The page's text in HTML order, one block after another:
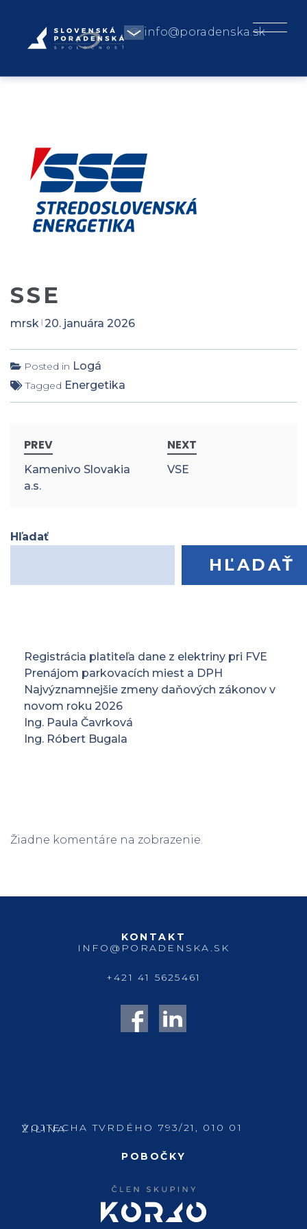
info@poradenska.sk
SSE
mrsk 20. januára 2026
Posted in Logá
Tagged Energetika
PREV
Kamenivo Slovakia
a.s.
NEXT
VSE
Hľadať
HĽADAŤ
Registrácia platiteľa dane z elektriny pri FVE
Prenájom parkovacích miest a DPH
Najvýznamnejšie zmeny daňových zákonov v
novom roku 2026
Ing. Paula Čavrková
Ing. Róbert Bugala
Žiadne komentáre na zobrazenie.
KONTAKT
INFO@PORADENSKA.SK
+421 41 5625461
POBOČKY
VOJTECHA TVRDÉHO 793/21, 010 01 ŽILINA